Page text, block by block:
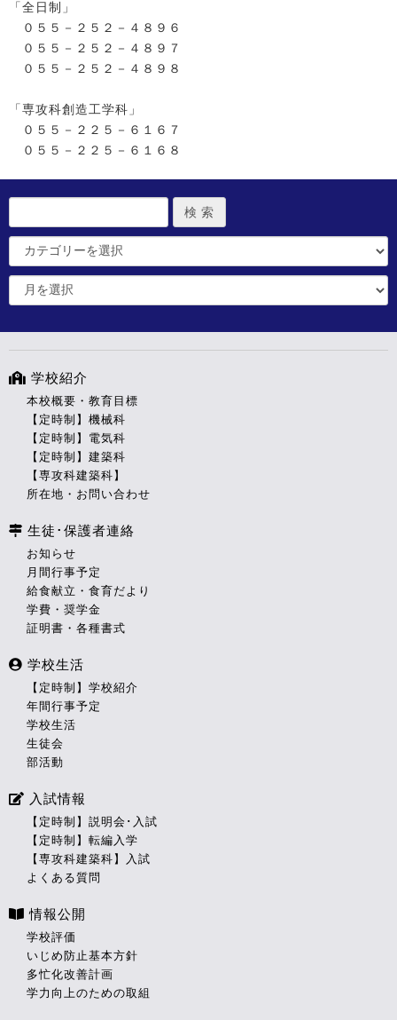
「全日制」
０５５－２５２－４８９６
０５５－２５２－４８９７
０５５－２５２－４８９８
「専攻科創造工学科」
０５５－２２５－６１６７
０５５－２２５－６１６８
学校紹介
本校概要・教育目標
【定時制】機械科
【定時制】電気科
【定時制】建築科
【専攻科建築科】
所在地・お問い合わせ
生徒･保護者連絡
お知らせ
月間行事予定
給食献立・食育だより
学費・奨学金
証明書・各種書式
学校生活
【定時制】学校紹介
年間行事予定
学校生活
生徒会
部活動
入試情報
【定時制】説明会･入試
【定時制】転編入学
【専攻科建築科】入試
よくある質問
情報公開
学校評価
いじめ防止基本方針
多忙化改善計画
学力向上のための取組